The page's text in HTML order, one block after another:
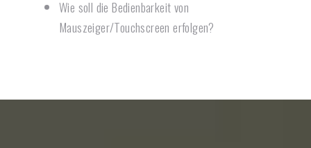
Wie soll die Bedienbarkeit von
Mauszeiger/Touchscreen erfolgen?